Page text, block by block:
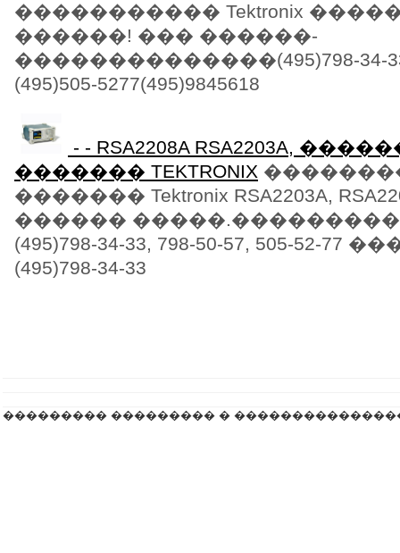
����������� Tektronix
������! ��� ������-
��������������(495)798-34-33
(495)505-5277(495)9845618
- - RSA2208A RSA2203A,
������� TEKTRONIX
������� Tektronix RSA2203A,
������
(495)798-34-33, 798-50-57, 505-52-
(495)798-34-33
��������� ��������� �